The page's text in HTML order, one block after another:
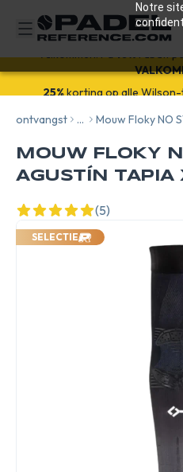
Notre
Välkommen! Få10%rabatt
ontvangst ... Mouw Floky NO
MOUW FLOKY
AGUSTÍN TAPIA
(5)
SELECTIE